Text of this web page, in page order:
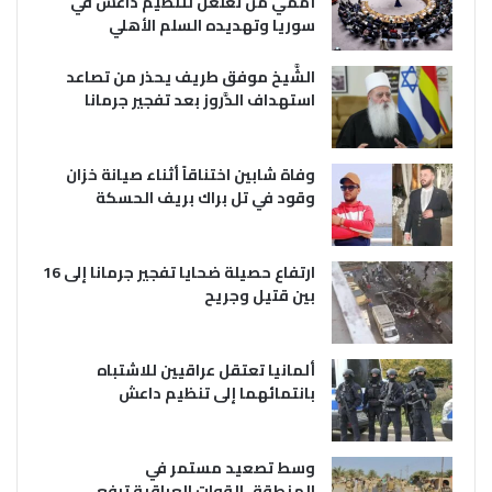
سوريا وتهديده السلم الأهلي
الشَّيخ موفق طريف يحذر من تصاعد
استهداف الدَّروز بعد تفجير جرمانا
وفاة شابين اختناقاً أثناء صيانة خزان
وقود في تل براك بريف الحسكة
ارتفاع حصيلة ضحايا تفجير جرمانا إلى 16
بين قتيل وجريح
ألمانيا تعتقل عراقيين للاشتباه
بانتمائهما إلى تنظيم داعش
وسط تصعيد مستمر في